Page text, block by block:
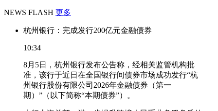
NEWS FLASH 更多
杭州银行：完成发行200亿元金融债券
10:34
8月5日，杭州银行发布公告称，经相关监管机构批
准，该行于近日在全国银行间债券市场成功发行“杭
州银行股份有限公司2026年金融债券（第一
期）”（以下简称“本期债券”）。